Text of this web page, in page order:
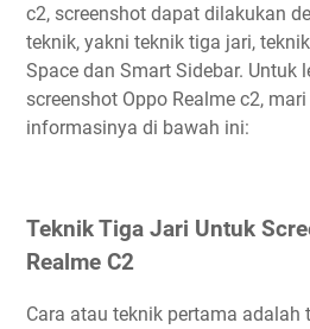
c2, screenshot dapat dilakukan
teknik, yakni teknik tiga jari,
Space dan Smart Sidebar. Untuk
screenshot Oppo Realme c2,
informasinya di bawah ini:
Teknik Tiga Jari Untuk
Realme C2
Cara atau teknik pertama adalah